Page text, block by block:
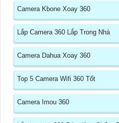
Camera Kbone Xoay 360
Lắp Camera 360 Lắp Trong Nhà
Camera Dahua Xoay 360
Top 5 Camera Wifi 360 Tốt
Camera Imou 360